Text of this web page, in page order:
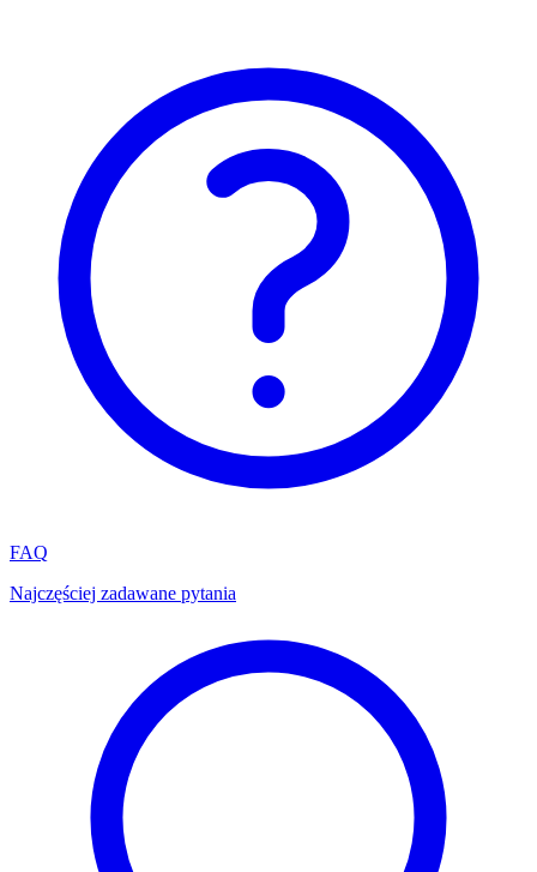
FAQ
Najczęściej zadawane pytania